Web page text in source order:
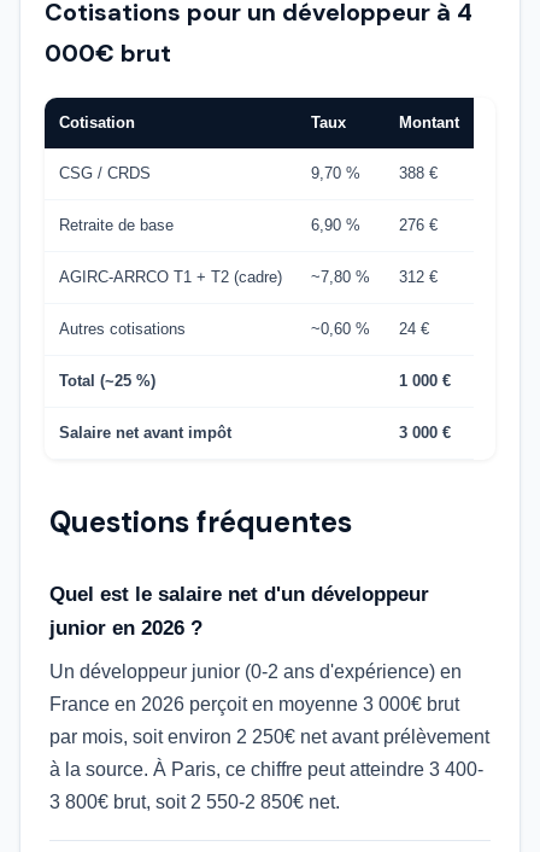
Cotisations pour un développeur à 4
000€ brut
Cotisation Taux Montant
CSG / CRDS 9,70 % 388 €
Retraite de base 6,90 % 276 €
AGIRC-ARRCO T1 + T2 (cadre) ~7,80 % 312 €
Autres cotisations ~0,60 % 24 €
Total (~25 %) 1 000 €
Salaire net avant impôt 3 000 €
Questions fréquentes
Quel est le salaire net d'un développeur
junior en 2026 ?
Un développeur junior (0-2 ans d'expérience) en
France en 2026 perçoit en moyenne 3 000€ brut
par mois, soit environ 2 250€ net avant prélèvement
à la source. À Paris, ce chiffre peut atteindre 3 400-
3 800€ brut, soit 2 550-2 850€ net.